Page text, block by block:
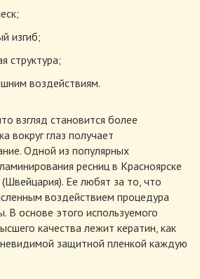
изгиб;
структура;
воздействиям.
взгляд становится более
вокруг глаз получает
Одной из популярных
ресниц в Красноярске
(Швейцария). Ее любят за то, что
воздействием процедура
В основе этого используемого
качества лежит кератин, как
защитной пленкой каждую